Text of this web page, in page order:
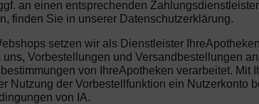
an einen entsprechenden
finden Sie in unserer Datenschutzerklärung.
setzen wir als Dienstleister
uns, Vorbestellungen und Versandbestellungen
von IhreApotheken verarbeitet.
Nutzung der Vorbestellfunktion ein Nutzerkonto
von IA.